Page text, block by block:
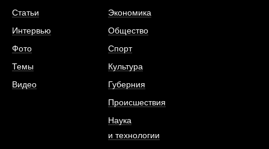
Статьи
Интервью
Фото
Темы
Видео
Экономика
Общество
Спорт
Культура
Губерния
Происшествия
Наука
и технологии